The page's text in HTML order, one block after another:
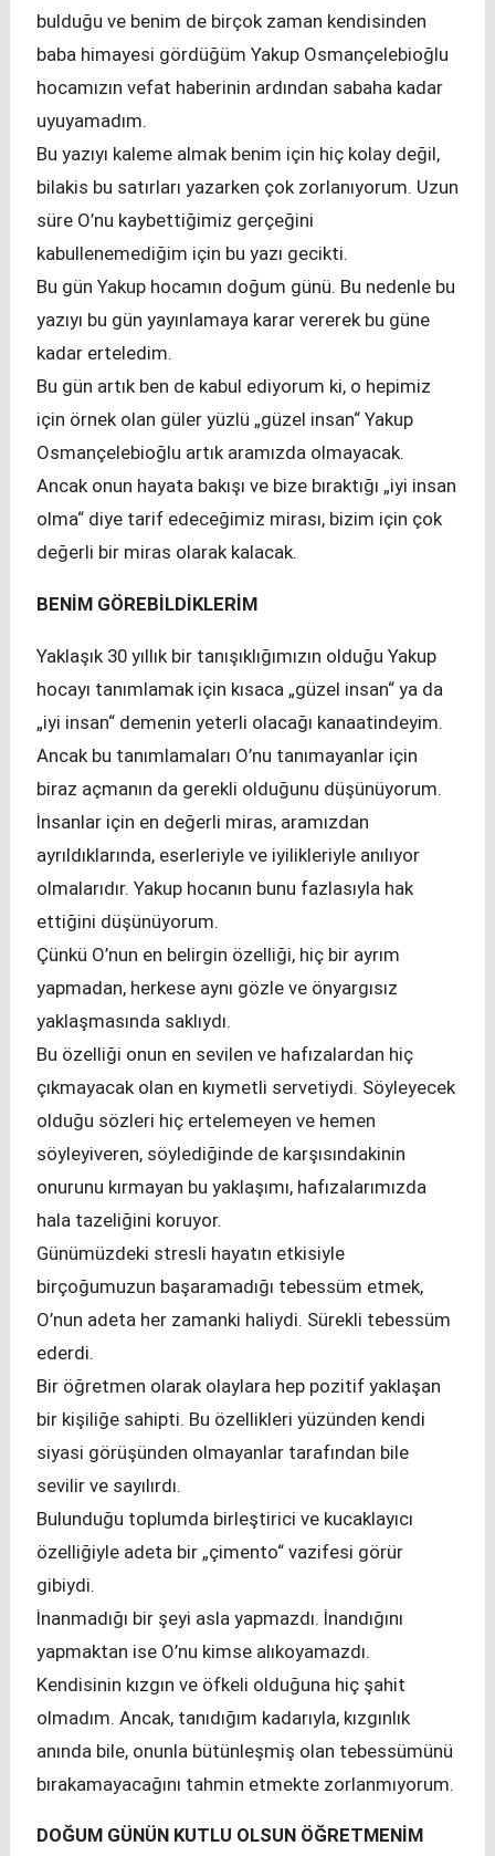
bulduğu ve benim de birçok zaman kendisinden
baba himayesi gördüğüm Yakup Osmançelebioğlu
hocamızın vefat haberinin ardından sabaha kadar
uyuyamadım.
Bu yazıyı kaleme almak benim için hiç kolay değil,
bilakis bu satırları yazarken çok zorlanıyorum. Uzun
süre O’nu kaybettiğimiz gerçeğini
kabullenemediğim için bu yazı gecikti.
Bu gün Yakup hocamın doğum günü. Bu nedenle bu
yazıyı bu gün yayınlamaya karar vererek bu güne
kadar erteledim.
Bu gün artık ben de kabul ediyorum ki, o hepimiz
için örnek olan güler yüzlü „güzel insan“ Yakup
Osmançelebioğlu artık aramızda olmayacak.
Ancak onun hayata bakışı ve bize bıraktığı „iyi insan
olma“ diye tarif edeceğimiz mirası, bizim için çok
değerli bir miras olarak kalacak.
BENİM GÖREBİLDİKLERİM
Yaklaşık 30 yıllık bir tanışıklığımızın olduğu Yakup
hocayı tanımlamak için kısaca „güzel insan“ ya da
„iyi insan“ demenin yeterli olacağı kanaatindeyim.
Ancak bu tanımlamaları O’nu tanımayanlar için
biraz açmanın da gerekli olduğunu düşünüyorum.
İnsanlar için en değerli miras, aramızdan
ayrıldıklarında, eserleriyle ve iyilikleriyle anılıyor
olmalarıdır. Yakup hocanın bunu fazlasıyla hak
ettiğini düşünüyorum.
Çünkü O’nun en belirgin özelliği, hiç bir ayrım
yapmadan, herkese aynı gözle ve önyargısız
yaklaşmasında saklıydı.
Bu özelliği onun en sevilen ve hafızalardan hiç
çıkmayacak olan en kıymetli servetiydi. Söyleyecek
olduğu sözleri hiç ertelemeyen ve hemen
söyleyiveren, söylediğinde de karşısındakinin
onurunu kırmayan bu yaklaşımı, hafızalarımızda
hala tazeliğini koruyor.
Günümüzdeki stresli hayatın etkisiyle
birçoğumuzun başaramadığı tebessüm etmek,
O’nun adeta her zamanki haliydi. Sürekli tebessüm
ederdi.
Bir öğretmen olarak olaylara hep pozitif yaklaşan
bir kişiliğe sahipti. Bu özellikleri yüzünden kendi
siyasi görüşünden olmayanlar tarafından bile
sevilir ve sayılırdı.
Bulunduğu toplumda birleştirici ve kucaklayıcı
özelliğiyle adeta bir „çimento“ vazifesi görür
gibiydi.
İnanmadığı bir şeyi asla yapmazdı. İnandığını
yapmaktan ise O’nu kimse alıkoyamazdı.
Kendisinin kızgın ve öfkeli olduğuna hiç şahit
olmadım. Ancak, tanıdığım kadarıyla, kızgınlık
anında bile, onunla bütünleşmiş olan tebessümünü
bırakamayacağını tahmin etmekte zorlanmıyorum.
DOĞUM GÜNÜN KUTLU OLSUN ÖĞRETMENİM